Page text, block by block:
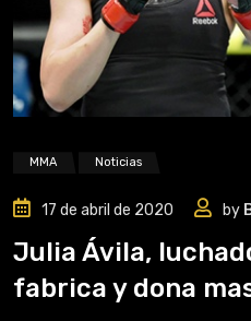
MMA Noticias
17 de abril de 2020 by
Julia Ávila,
fabrica y dona